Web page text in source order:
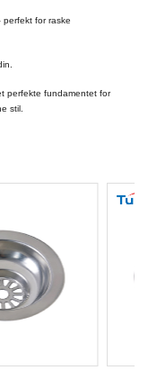
perfekt for raske
perfekte fundamentet for
stil.